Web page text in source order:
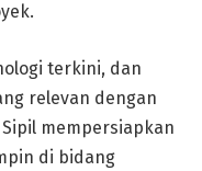
terkini, dan
relevan dengan
mempersiapkan
di bidang